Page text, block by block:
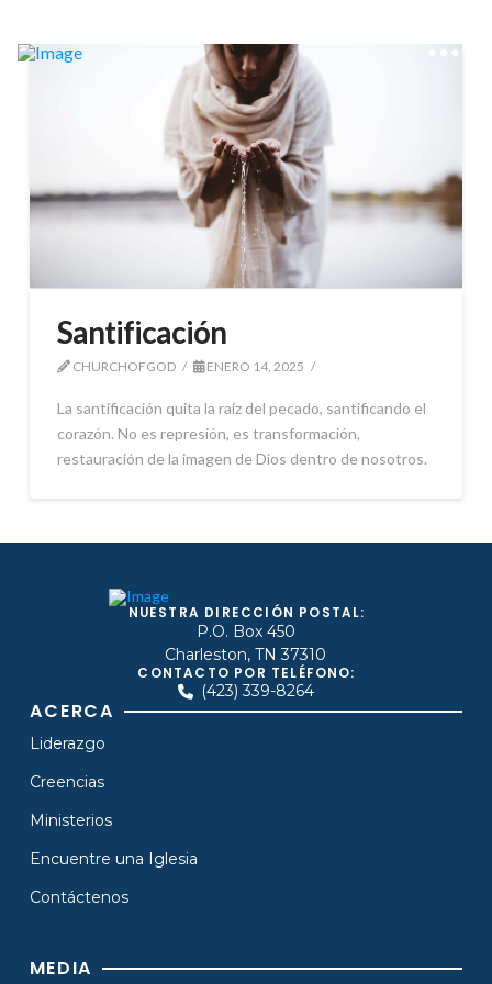
Santificación
CHURCHOFGOD ENERO 14, 2025
La santificación quita la raíz del pecado, santificando el
corazón. No es represión, es transformación,
restauración de la imagen de Dios dentro de nosotros.
NUESTRA DIRECCIÓN POSTAL:
P.O. Box 450
Charleston, TN 37310
CONTACTO POR TELÉFONO:
(423) 339-8264
ACERCA
Liderazgo
Creencias
Ministerios
Encuentre una Iglesia
Contáctenos
MEDIA